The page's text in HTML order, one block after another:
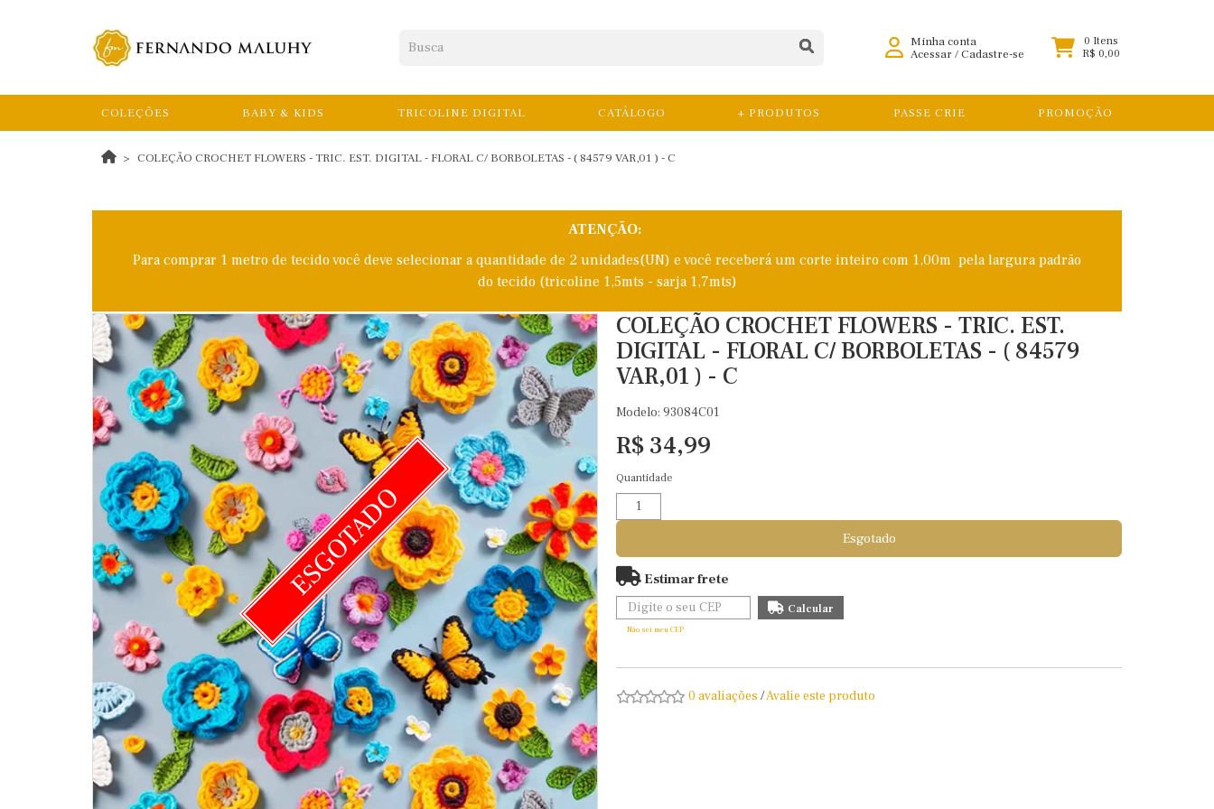
Minha conta
Acessar/Cadastre-se
0 Itens
R$ 0,00
COLEÇÕES BABY & KIDS TRICOLINE DIGITAL CATÁLOGO + PRODUTOS PASSE CRIE PROMOÇÃO
COLEÇÃO CROCHET FLOWERS - TRIC. EST. DIGITAL - FLORAL C/ BORBOLETAS - ( 84579 VAR,01 ) - C
ATENÇÃO:
Para comprar 1 metro de tecido você deve selecionar a quantidade de 2 unidades(UN) e você receberá um corte inteiro com 1,00m pela largura padrão
do tecido (tricoline 1,5mts - sarja 1,7mts)
ESGOTADO
COLEÇÃO CROCHET FLOWERS - TRIC. EST.
DIGITAL - FLORAL C/ BORBOLETAS - ( 84579
VAR,01 ) - C
Modelo: 93084C01
R$ 34,99
Quantidade
Esgotado
Estimar frete
Não sei meu CEP
0 avaliações /Avalie este produto